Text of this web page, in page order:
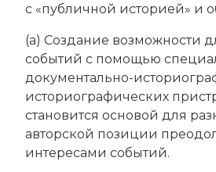
с «публичной историей» и
(а) Создание возможности
событий с помощью
документально-
историографических
становится основой для
авторской позиции
интересами событий.